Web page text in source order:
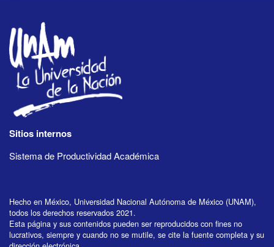
Sitios internos
Sistema de Productividad Académica
Hecho en México, Universidad Nacional Autónoma de México (UNAM),
todos los derechos reservados 2021.
Esta página y sus contenidos pueden ser reproducidos con fines no
lucrativos, siempre y cuando no se mutile, se cite la fuente completa y su